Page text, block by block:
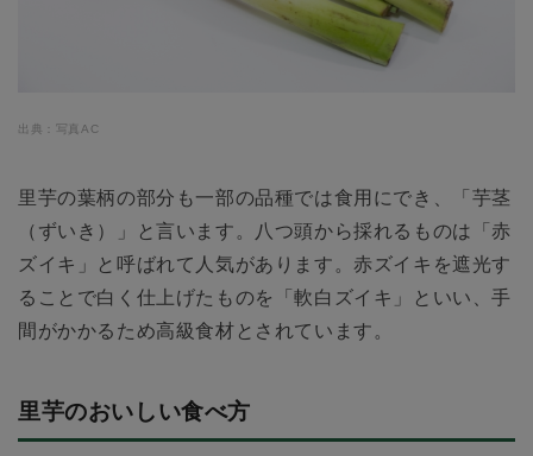
出典：写真AC
里芋の葉柄の部分も一部の品種では食用にでき、「芋茎
（ずいき）」と言います。八つ頭から採れるものは「赤
ズイキ」と呼ばれて人気があります。赤ズイキを遮光す
ることで白く仕上げたものを「軟白ズイキ」といい、手
間がかかるため高級食材とされています。
里芋のおいしい食べ方